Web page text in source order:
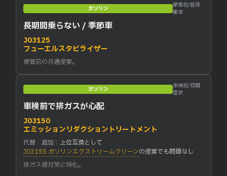
ガソリン
保管前/低稼
働車
長期間乗らない / 季節車
J03125
フューエルスタビライザー
保管前の共通提案。
ガソリン
車検前/初期
症状
車検前で排ガスが心配
J03150
エミッションリダクショントリートメント
代替・追加： 上位互換として
J03155 ガソリンエクストリームクリーンの提案でも問題なし
排ガス値対策に特化。